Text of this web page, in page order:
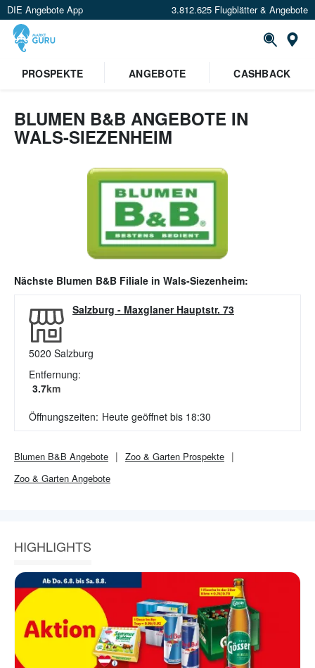
DIE Angebote App 3.812.625 Flugblätter & Angebote
PROSPEKTE
ANGEBOTE CASHBACK
BLUMEN B&B ANGEBOTE IN
WALS-SIEZENHEIM
Nächste Blumen B&B Filiale in Wals-Siezenheim:
Salzburg - Maxglaner Hauptstr. 73
5020 Salzburg
Entfernung:
3.7km
Öffnungszeiten: Heute geöffnet bis 18:30
Blumen B&B Angebote Zoo & Garten Prospekte
Zoo & Garten Angebote
HIGHLIGHTS